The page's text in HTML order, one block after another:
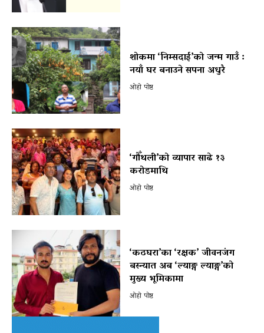
शोकमा ‘निम्सदाई’को जन्म गाउँ :
नयाँ घर बनाउने सपना अधुरै
ओहो पोष्ट
‘गौँथली’को व्यापार साढे १३
करोडमाथि
ओहो पोष्ट
‘कठघरा’का ‘रक्षक’ जीवनजंग
बस्न्यात अब ‘ल्याङ्ग ल्याङ्ग’को
मुख्य भूमिकामा
ओहो पोष्ट